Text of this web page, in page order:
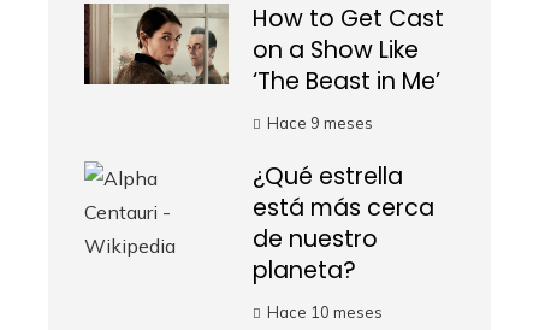
How to Get Cast
on a Show Like
‘The Beast in Me’
Hace 9 meses
¿Qué estrella
está más cerca
de nuestro
planeta?
Hace 10 meses